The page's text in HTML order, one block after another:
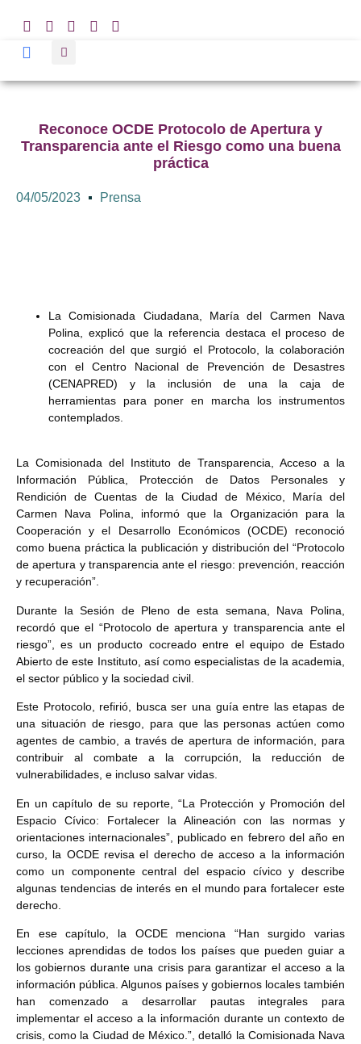
Reconoce OCDE Protocolo de Apertura y
Transparencia ante el Riesgo como una buena
práctica
04/05/2023 Prensa
La Comisionada Ciudadana, María del Carmen Nava
Polina, explicó que la referencia destaca el proceso de
cocreación del que surgió el Protocolo, la colaboración
con el Centro Nacional de Prevención de Desastres
(CENAPRED) y la inclusión de una la caja de
herramientas para poner en marcha los instrumentos
contemplados.
La Comisionada del Instituto de Transparencia, Acceso a la
Información Pública, Protección de Datos Personales y
Rendición de Cuentas de la Ciudad de México, María del
Carmen Nava Polina, informó que la Organización para la
Cooperación y el Desarrollo Económicos (OCDE) reconoció
como buena práctica la publicación y distribución del “Protocolo
de apertura y transparencia ante el riesgo: prevención, reacción
y recuperación”.
Durante la Sesión de Pleno de esta semana, Nava Polina,
recordó que el “Protocolo de apertura y transparencia ante el
riesgo”, es un producto cocreado entre el equipo de Estado
Abierto de este Instituto, así como especialistas de la academia,
el sector público y la sociedad civil.
Este Protocolo, refirió, busca ser una guía entre las etapas de
una situación de riesgo, para que las personas actúen como
agentes de cambio, a través de apertura de información, para
contribuir al combate a la corrupción, la reducción de
vulnerabilidades, e incluso salvar vidas.
En un capítulo de su reporte, “La Protección y Promoción del
Espacio Cívico: Fortalecer la Alineación con las normas y
orientaciones internacionales”, publicado en febrero del año en
curso, la OCDE revisa el derecho de acceso a la información
como un componente central del espacio cívico y describe
algunas tendencias de interés en el mundo para fortalecer este
derecho.
En ese capítulo, la OCDE menciona “Han surgido varias
lecciones aprendidas de todos los países que pueden guiar a
los gobiernos durante una crisis para garantizar el acceso a la
información pública. Algunos países y gobiernos locales también
han comenzado a desarrollar pautas integrales para
implementar el acceso a la información durante un contexto de
crisis, como la Ciudad de México.”, detalló la Comisionada Nava